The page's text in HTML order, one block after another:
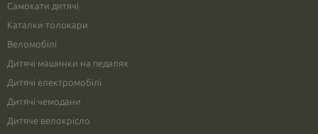
Самокати дитячі
Каталки толокари
Веломобілі
Дитячі машинки на педалях
Дитячі електромобілі
Дитячі чемодани
Дитяче велокрісло